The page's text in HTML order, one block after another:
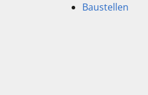
Baustellen